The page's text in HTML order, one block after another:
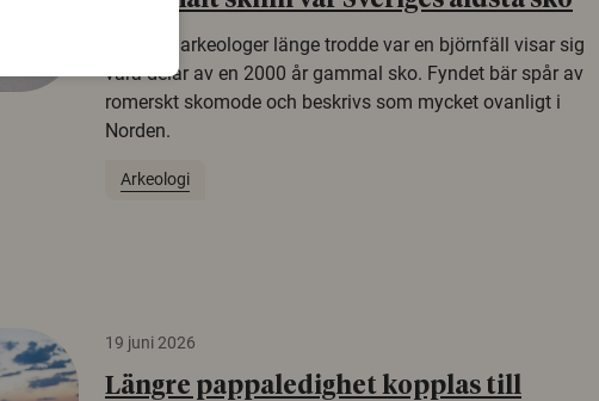
Det som arkeologer länge trodde var en björnfäll visar sig
vara delar av en 2000 år gammal sko. Fyndet bär spår av
romerskt skomode och beskrivs som mycket ovanligt i
Norden.
Arkeologi
19 juni 2026
Längre pappaledighet kopplas till